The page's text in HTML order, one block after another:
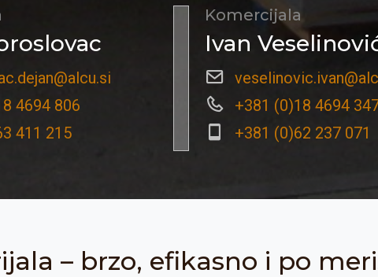
4694 806
411 215
Komercijala
Ivan
+381 (0)18 4694
+381 (0)62 237 071
– brzo, efikasno i po